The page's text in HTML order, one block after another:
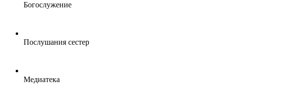
Богослужение
Послушания сестер
Медиатека